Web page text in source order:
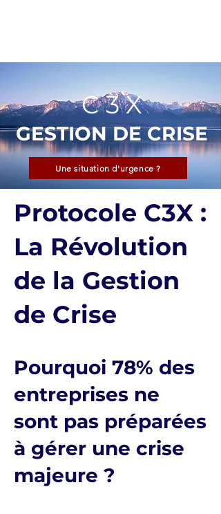
C 3 X
GESTION DE CRISE
Une situation d'urgence ?
Protocole C3X :
La Révolution
de la Gestion
de Crise​​
Pourquoi 78% des
entreprises ne
sont pas préparées
à gérer une crise
majeure ?